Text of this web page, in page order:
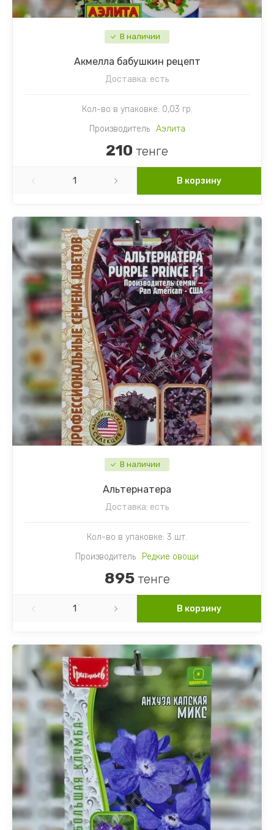
В наличии
Акмелла бабушкин рецепт
Доставка: есть
Кол-во в упаковке: 0,03 гр.
Производитель
Аэлита
210 тенге
В корзину
В наличии
Альтернатера
Доставка: есть
Кол-во в упаковке: 3 шт.
Производитель
Редкие овощи
895тенге
В корзину